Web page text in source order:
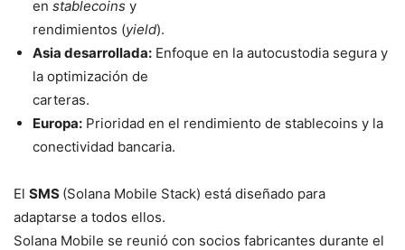
en stablecoins y
rendimientos (yield).
Asia desarrollada: Enfoque en la autocustodia segura y
la optimización de
carteras.
Europa: Prioridad en el rendimiento de stablecoins y la
conectividad bancaria.
El SMS (Solana Mobile Stack) está diseñado para
adaptarse a todos ellos.
Solana Mobile se reunió con socios fabricantes durante el